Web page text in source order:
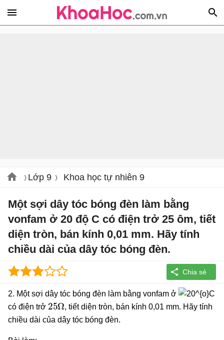
Lớp 9 Khoa học tự nhiên 9
Một sợi dây tóc bóng đèn làm bằng
vonfam ở 20 độ C có điện trở 25 ôm, tiết
diện tròn, bán kính 0,01 mm. Hãy tính
chiều dài của dây tóc bóng đèn.
2. Một sợi dây tóc bóng đèn làm bằng vonfam ở
có điện trở
25Ω
, tiết diện tròn, bán kính 0,01 mm. Hãy tính
chiều dài của dây tóc bóng đèn.